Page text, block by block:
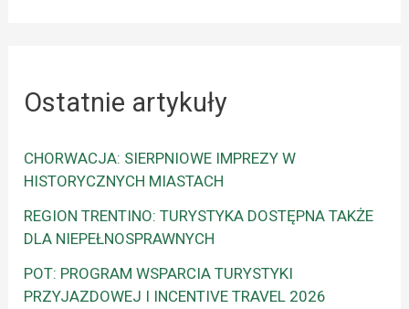
Ostatnie artykuły
CHORWACJA: SIERPNIOWE IMPREZY W
HISTORYCZNYCH MIASTACH
REGION TRENTINO: TURYSTYKA DOSTĘPNA TAKŻE
DLA NIEPEŁNOSPRAWNYCH
POT: PROGRAM WSPARCIA TURYSTYKI
PRZYJAZDOWEJ I INCENTIVE TRAVEL 2026